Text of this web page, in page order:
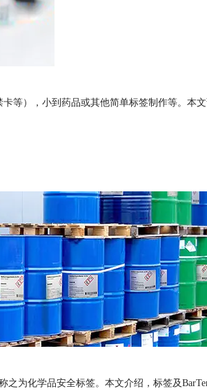
），小到药品或其他简单标签制作等。本文
为化学品安全标签。本文介绍，标签及